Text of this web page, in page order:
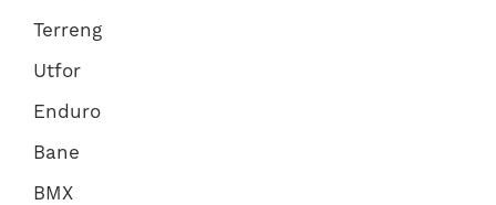
Terreng
Utfor
Enduro
Bane
BMX